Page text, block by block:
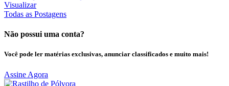
Visualizar
Todas as Postagens
Não possui uma conta?
Você pode ler matérias exclusivas, anunciar classificados e muito mais!
Assine Agora